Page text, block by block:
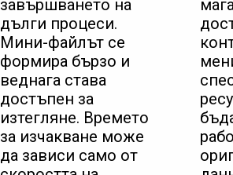
завършването на
дълги процеси.
Мини-файлът се
формира бързо и
веднага става
достъпен за
изтегляне. Времето
за изчакване може
да зависи само от